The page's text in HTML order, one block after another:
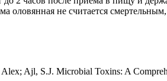
не считается
Ajl, S.J. Microbial Toxins: A